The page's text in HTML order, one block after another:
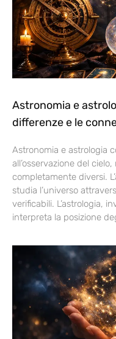
Astronomia e
differenze e le
Astronomia e astrologia
all’osservazione del
completamente diversi.
studia l’universo
verificabili. L’astrologia,
interpreta la posizione